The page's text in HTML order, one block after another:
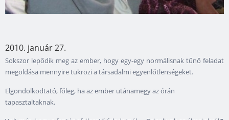
2010. január 27.
Sokszor lepődik meg az ember, hogy egy-egy normálisnak tűnő feladat
megoldása mennyire tükrözi a társadalmi egyenlőtlenségeket.
Elgondolkodtató, főleg, ha az ember utánamegy az órán
tapasztaltaknak.